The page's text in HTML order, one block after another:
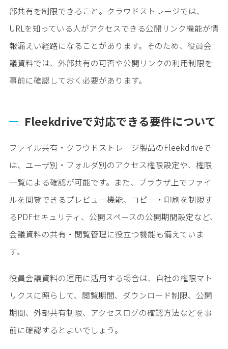
部共有を制限できること。クラウドストレージでは、
URLを知っている人がアクセスできる公開リンク機能が情
報漏えい経路になることがあります。そのため、役員会
議資料では、外部共有の可否や公開リンクの利用制限を
事前に確認しておく必要があります。
Fleekdriveで対応できる要件について
ファイル共有・クラウドストレージ製品のFleekdriveで
は、ユーザ別・フォルダ別のアクセス権限設定や、権限
一覧による確認が可能です。また、ブラウザ上でファイ
ルを閲覧できるプレビュー機能、コピー・印刷を制限す
るPDFセキュリティ、公開スペースの公開期間設定など、
会議資料の共有・閲覧管理に役立つ機能も備えていま
す。
役員会議資料の運用に活用する場合は、自社の権限マト
リクスに照らして、閲覧期間、ダウンロード制限、公開
期間、外部共有制限、アクセスログの確認方法などを事
前に確認するとよいでしょう。